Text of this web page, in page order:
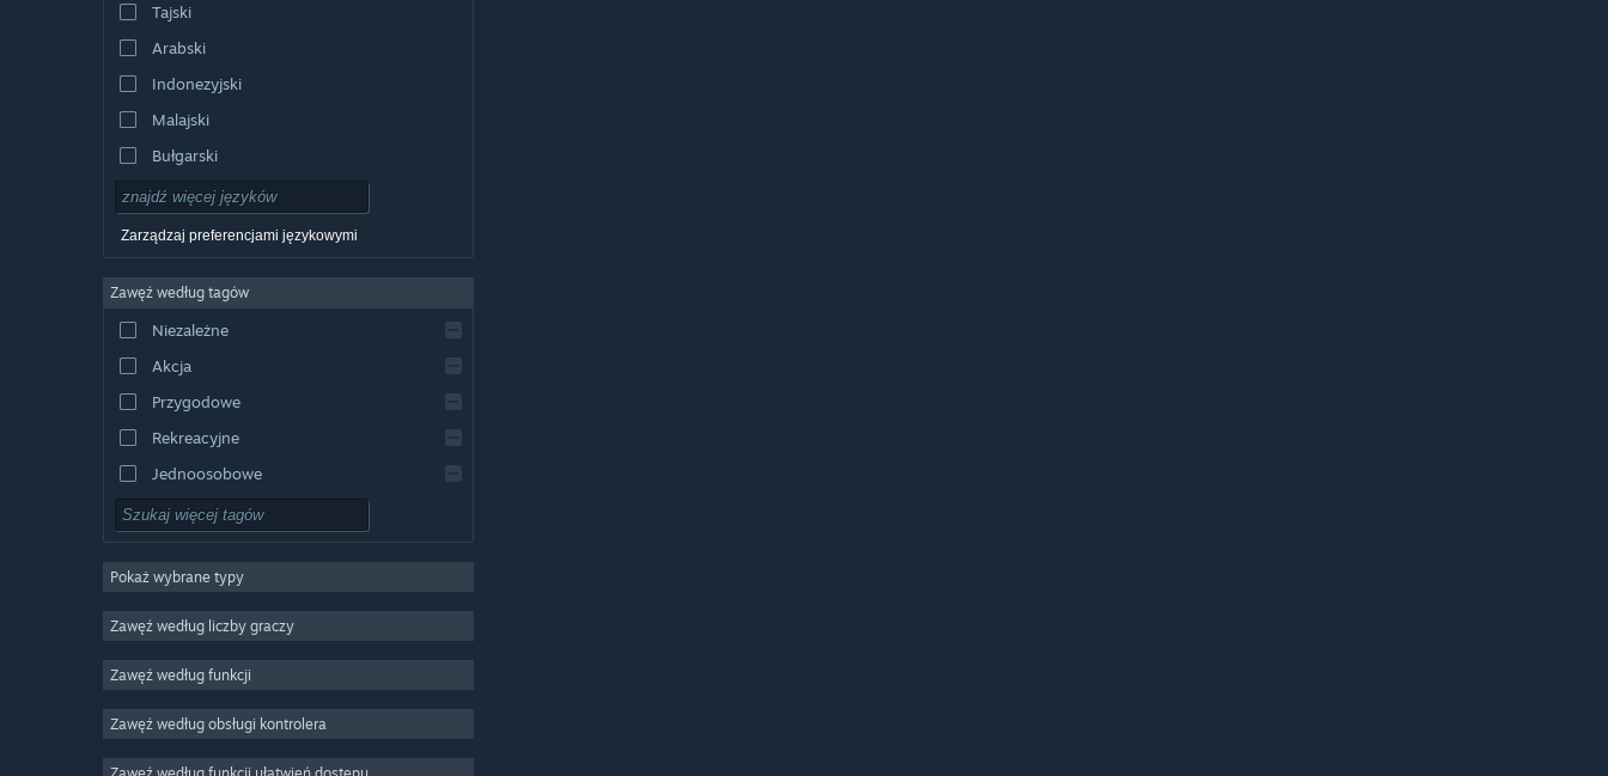
Tajski
Arabski
Indonezyjski
Malajski
Bułgarski
Czeski
Duński
Angielski
Hiszpański
Hiszpański latynoamerykański
Zarządzaj preferencjami językowymi
Zawęź według tagów
Niezależne
Akcja
Przygodowe
Rekreacyjne
Jednoosobowe
Symulatory
Strategiczne
2D
Free to Play
Pokaż wybrane typy
Zawęź według liczby graczy
Zawęź według funkcji
Zawęź według obsługi kontrolera